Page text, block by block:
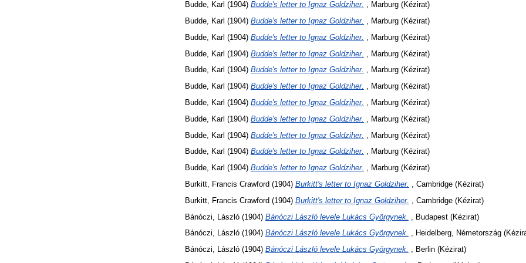
Budde, Karl (1904) Budde's letter to Ignaz Goldziher. , Marburg (Kézirat)
Budde, Karl (1904) Budde's letter to Ignaz Goldziher. , Marburg (Kézirat)
Budde, Karl (1904) Budde's letter to Ignaz Goldziher.
, Marburg (Kézirat)
Budde, Karl (1904) Budde's letter to Ignaz Goldziher.
, Marburg (Kézirat)
Budde, Karl (1904) Budde's letter to Ignaz Goldziher. , Marburg (Kézirat)
Budde, Karl (1904) Budde's letter to Ignaz Goldziher. , Marburg (Kézirat)
Budde, Karl (1904) Budde's letter to Ignaz Goldziher. , Marburg (Kézirat)
Budde, Karl (1904) Budde's letter to Ignaz Goldziher.
, Marburg (Kézirat)
Budde, Karl (1904) Budde's letter to Ignaz Goldziher.
, Marburg (Kézirat)
Budde, Karl (1904) Budde's letter to Ignaz Goldziher. , Marburg (Kézirat)
Budde, Karl (1904) Budde's letter to Ignaz Goldziher. , Marburg (Kézirat)
Burkitt, Francis Crawford (1904) Burkitt's letter to Ignaz Goldziher. , Cambridge (Kézirat)
Burkitt, Francis Crawford (1904) Burkitt's letter to Ignaz Goldziher.
, Cambridge (Kézirat)
Bánóczi, László (1904) Bánóczi László levele Lukács Györgynek.
, Budapest (Kézirat)
Bánóczi, László (1904) Bánóczi László levele Lukács Györgynek. , Heidelberg, Németország
Bánóczi, László (1904) Bánóczi László levele Lukács Györgynek. , Berlin (Kézirat)